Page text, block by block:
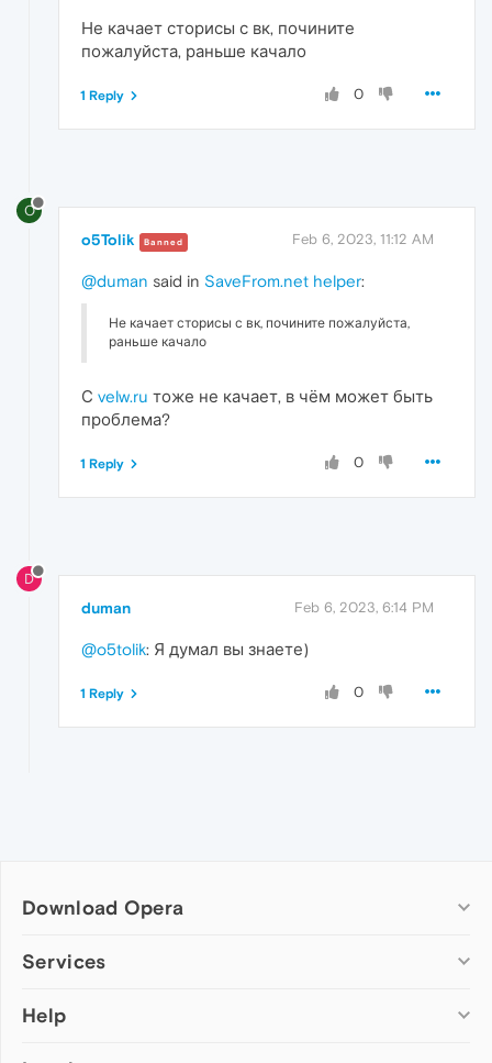
Не качает сторисы с вк, почините
пожалуйста, раньше качало
0
1 Reply
O
o5Tolik Banned Feb 6, 2023, 11:12 AM
@duman said in SaveFrom.net helper:
Не качает сторисы с вк, почините пожалуйста,
раньше качало
С velw.ru тоже не качает, в чём может быть
проблема?
0
1 Reply
D
duman Feb 6, 2023, 6:14 PM
@o5tolik: Я думал вы знаете)
0
1 Reply
Download Opera
Computer browsers
Opera for Mac
Services
Add-ons
Help